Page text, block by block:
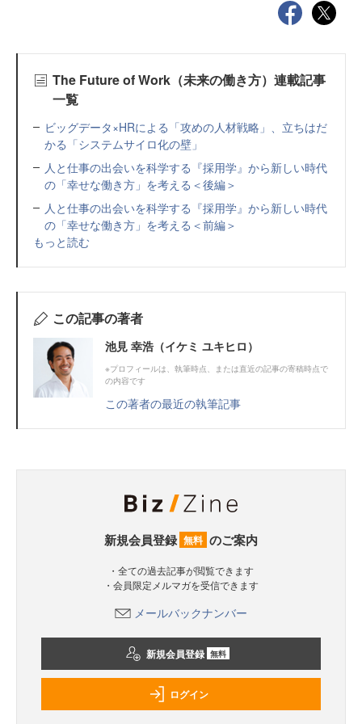
The Future of Work（未来の働き方）連載記事
一覧
ビッグデータ×HRによる「攻めの人材戦略」、立ちはだ
かる「システムサイロ化の壁」
人と仕事の出会いを科学する『採用学』から新しい時代
の「幸せな働き方」を考える＜後編＞
人と仕事の出会いを科学する『採用学』から新しい時代
の「幸せな働き方」を考える＜前編＞
もっと読む
この記事の著者
池見 幸浩（イケミ ユキヒロ）
※プロフィールは、執筆時点、または直近の記事の寄稿時点で
の内容です
この著者の最近の執筆記事
新規会員登録 無料 のご案内
・全ての過去記事が閲覧できます
・会員限定メルマガを受信できます
メールバックナンバー
新規会員登録 無料
ログイン